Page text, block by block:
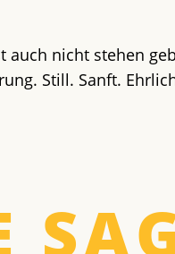
nicht stehen
Still. Sanft.